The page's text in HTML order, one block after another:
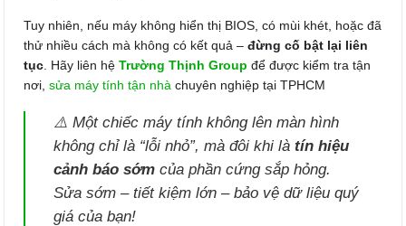
Tuy nhiên, nếu máy không hiển thị BIOS, có mùi khét, hoặc đã
thử nhiều cách mà không có kết quả – đừng cố bật lại liên
tục . Hãy liên hệ Trường Thịnh Group để được kiểm tra tận
nơi, sửa máy tính tận nhà chuyên nghiệp tại TPHCM
⚠️ Một chiếc máy tính không lên màn hình
không chỉ là “lỗi nhỏ”, mà đôi khi làtín hiệu
cảnh báo sớm của phần cứng sắp hỏng.
Sửa sớm – tiết kiệm lớn – bảo vệ dữ liệu quý
giá của bạn!